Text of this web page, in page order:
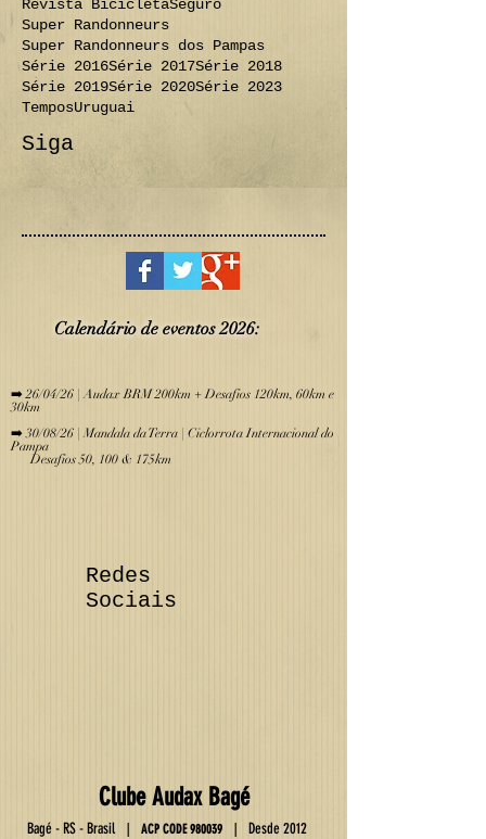
Revista BicicletaSeguro
Super Randonneurs
Super Randonneurs dos Pampas
Série 2016Série 2017Série 2018
Série 2019Série 2020Série 2023
TemposUruguai
Siga
Calendário de eventos 2026:
➡️ 26/04/26 | Audax BRM 200km + Desafios 120km, 60km e
30km
➡️ 30/08/26 | Mandala da Terra | Ciclorrota Internacional do
Pampa
Desafios 50, 100 & 175km
Redes
Sociais
ClubeAudax Bagé
Bagé - RS - Brasil|ACP CODE980039 Desde 2012